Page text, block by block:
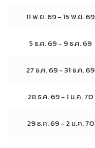
11 พ.ย. 69 - 15 พ.ย. 69
5 ธ.ค. 69 - 9 ธ.ค. 69
27 ธ.ค. 69 - 31 ธ.ค. 69
28 ธ.ค. 69 - 1 ม.ค. 70
29 ธ.ค. 69 - 2 ม.ค. 70